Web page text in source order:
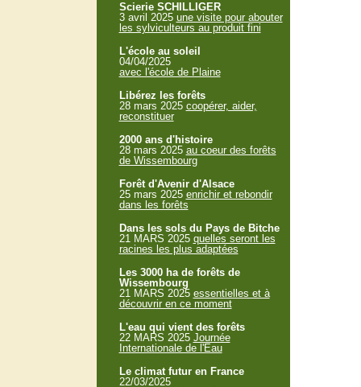
Scierie SCHILLIGER
3 avril 2025 une visite pour abouter
les sylviculteurs au produit fini
L'école au soleil
04/04/2025
avec l'école de Plaine
Libérez les forêts
28 mars 2025 coopérer, aider,
reconstituer
2000 ans d'histoire
28 mars 2025 au coeur des forêts
de Wissembourg
Forêt d'Avenir d'Alsace
25 mars 2025 enrichir et rebondir
dans les forêts
Dans les sols du Pays de Bitche
21 MARS 2025 quelles seront les
racines les plus adaptées
Les 3000 ha de forêts de
Wissembourg
21 MARS 2025 essentielles et à
découvrir en ce moment
L'eau qui vient des forêts
22 MARS 2025 Journée
Internationale de l'Eau
Le climat futur en France
22/03/2025